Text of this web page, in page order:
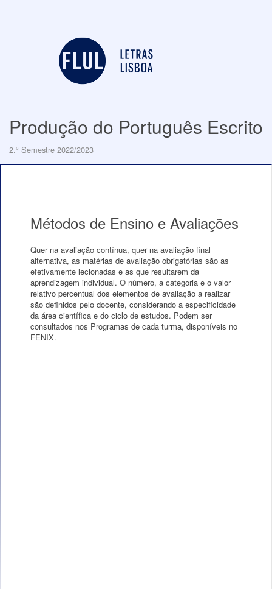
Produção do Português Escrito
2.º Semestre 2022/2023
Métodos de Ensino e Avaliações
Quer na avaliação contínua, quer na avaliação final
alternativa, as matérias de avaliação obrigatórias são as
efetivamente lecionadas e as que resultarem da
aprendizagem individual. O número, a categoria e o valor
relativo percentual dos elementos de avaliação a realizar
são definidos pelo docente, considerando a especificidade
da área científica e do ciclo de estudos. Podem ser
consultados nos Programas de cada turma, disponíveis no
FENIX.